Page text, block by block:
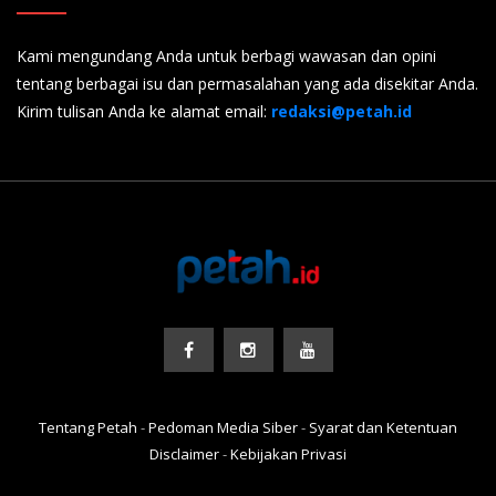
serta menjalankan peran sesuai kapasitasnya masing-masing
diminimalisir.Penulis : Komaryatin, S.Pd
Kami mengundang Anda untuk berbagi wawasan dan opini
tentang berbagai isu dan permasalahan yang ada disekitar Anda.
Kirim tulisan Anda ke alamat email: redaksi@petah.id
Tentang Petah -Pedoman Media Siber- Syarat dan Ketentuan
Disclaimer-Kebijakan Privasi